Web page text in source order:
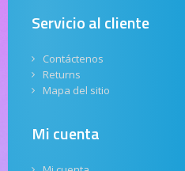
Servicio al cliente
Contáctenos
Returns
Mapa del sitio
Mi cuenta